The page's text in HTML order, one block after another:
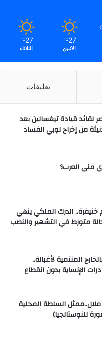
27
℃
الأثنين
27
℃
الثلاثاء
تعليقات
لقائد قيادة تيغسالين بعد
من إخراج لوبي الفساد
مني العرب؟
الدرك الملكي ينهي
متورط في التشهير والنصب
المنتمية لأغبالة..
الإنساية بدون انقطاع
ملال..ممثل السلطة المحلية
للنوستالجيا)